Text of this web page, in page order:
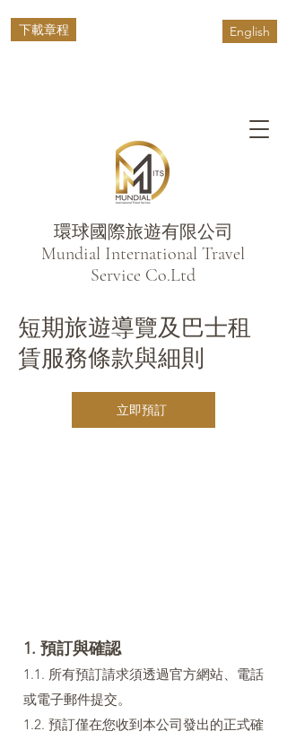
環球國際旅遊有限公司
​Mundial International Travel
Service Co.Ltd
English
下載章程
短期旅遊導覽及巴士租
賃服務條款與細則
立即預訂
1. 預訂與確認
1.1. 所有預訂請求須透過官方網站、電話
或電子郵件提交。
1.2. 預訂僅在您收到本公司發出的正式確